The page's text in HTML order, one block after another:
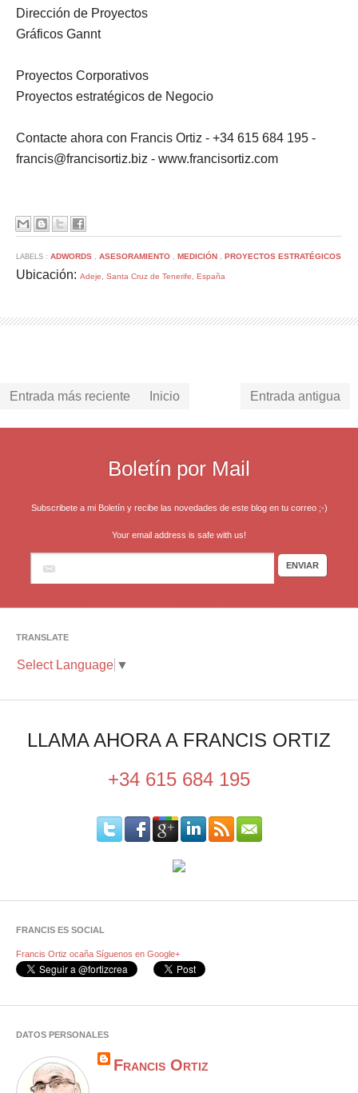
Dirección de Proyectos
Gráficos Gannt
Proyectos Corporativos
Proyectos estratégicos de Negocio
Contacte ahora con Francis Ortiz - +34 615 684 195 -
francis@francisortiz.biz - www.francisortiz.com
LABELS : ADWORDS ASESORAMIENTO MEDICIÓN PROYECTOS ESTRATÉGICOS
Ubicación: Adeje, Santa Cruz de Tenerife, España
Entrada más reciente Entrada antigua
Inicio
Boletín por Mail
Subscribete a mi Boletín y recibe las novedades de este blog en tu correo ;-)
Your email address is safe with us!
TRANSLATE
Select Language ▼
LLAMA AHORA A FRANCIS ORTIZ
+34 615 684 195
FRANCIS ES SOCIAL
Francis Ortiz ocaña Síguenos en Google+
DATOS PERSONALES
Francis Ortiz